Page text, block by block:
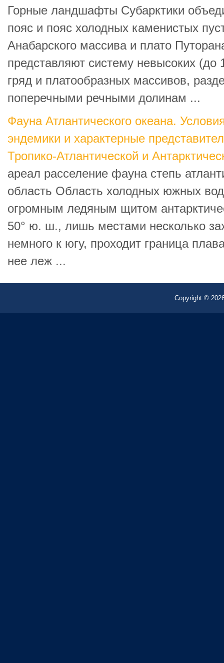
Горные ландшафты Субарктики
пояс и пояс холодных каменистых
Анабарского массива и плато
представляют систему невысоких
гряд и платообразных массивов,
поперечными речными долинам ...
Фауна Атлантического океана.
эндемики и характерные
Тропико-Атлантической и
ареал расселение фауна степь
область Область холодных южных
огромным ледяным щитом
50° ю. ш., лишь местами несколько
немного к югу, проходит граница
нее леж ...
Copyright ©